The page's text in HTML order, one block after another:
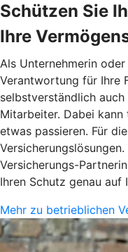
Schützen Sie
Ihre
Als Unternehmerin
Verantwortung für Ihre
selbstverständlich
Mitarbeiter. Dabei
etwas passieren. Für
Versicherungs-
Ihren Schutz genau auf
Mehr zu betrieblichen